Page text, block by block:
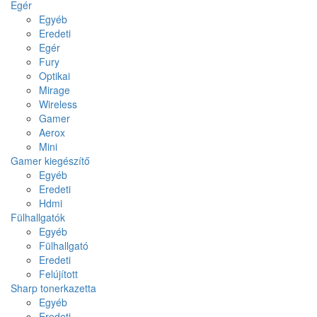
Egér
Egyéb
Eredeti
Egér
Fury
Optikai
Mirage
Wireless
Gamer
Aerox
Mini
Gamer kiegészítő
Egyéb
Eredeti
Hdmi
Fülhallgatók
Egyéb
Fülhallgató
Eredeti
Felújított
Sharp tonerkazetta
Egyéb